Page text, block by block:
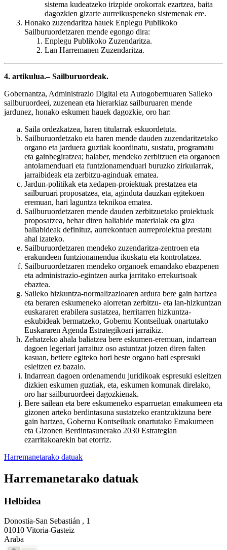
sistema kudeatzeko irizpide orokorrak ezartzea, baita
dagozkien gizarte aurreikuspeneko sistemenak ere.
Honako zuzendaritza hauek Enplegu Publikoko
Sailburuordetzaren mende egongo dira:
Enplegu Publikoko Zuzendaritza.
Lan Harremanen Zuzendaritza.
4. artikulua.– Sailburuordeak.
Gobernantza, Administrazio Digital eta Autogobernuaren Saileko
sailburuordeei, zuzenean eta hierarkiaz sailburuaren mende
jardunez, honako eskumen hauek dagozkie, oro har:
Saila ordezkatzea, haren titularrak eskuordetuta.
Sailburuordetzako eta haren mende dauden zuzendaritzetako
organo eta jarduera guztiak koordinatu, sustatu, programatu
eta gainbegiratzea; halaber, mendeko zerbitzuen eta organoen
antolamenduari eta funtzionamenduari buruzko zirkularrak,
jarraibideak eta zerbitzu-aginduak ematea.
Jardun-politikak eta xedapen-proiektuak prestatzea eta
sailburuari proposatzea, eta, aginduta dauzkan egitekoen
eremuan, hari laguntza teknikoa ematea.
Sailburuordetzaren mende dauden zerbitzuetako proiektuak
proposatzea, behar diren baliabide materialak eta giza
baliabideak definituz, aurrekontuen aurreproiektua prestatu
ahal izateko.
Sailburuordetzaren mendeko zuzendaritza-zentroen eta
erakundeen funtzionamendua ikuskatu eta kontrolatzea.
Sailburuordetzaren mendeko organoek emandako ebazpenen
eta administrazio-egintzen aurka jarritako errekurtsoak
ebaztea.
Saileko hizkuntza-normalizazioaren ardura bere gain hartzea
eta beraren eskumeneko alorretan zerbitzu- eta lan-hizkuntzan
euskararen erabilera sustatzea, herritarren hizkuntza-
eskubideak bermatzeko, Gobernu Kontseiluak onartutako
Euskararen Agenda Estrategikoari jarraikiz.
Zehatzeko ahala baliatzea bere eskumen-eremuan, indarrean
dagoen legeriari jarraituz oso astuntzat jotzen diren falten
kasuan, betiere egiteko hori beste organo bati espresuki
esleitzen ez bazaio.
Indarrean dagoen ordenamendu juridikoak espresuki esleitzen
dizkien eskumen guztiak, eta, eskumen komunak direlako,
oro har sailburuordeei dagozkienak.
Bere sailean eta bere eskumeneko esparruetan emakumeen eta
gizonen arteko berdintasuna sustatzeko erantzukizuna bere
gain hartzea, Gobernu Kontseiluak onartutako Emakumeen
eta Gizonen Berdintasunerako 2030 Estrategian
ezarritakoarekin bat etorriz.
Harremanetarako datuak
Harremanetarako datuak
Helbidea
Donostia-San Sebastián , 1
01010 Vitoria-Gasteiz
Araba